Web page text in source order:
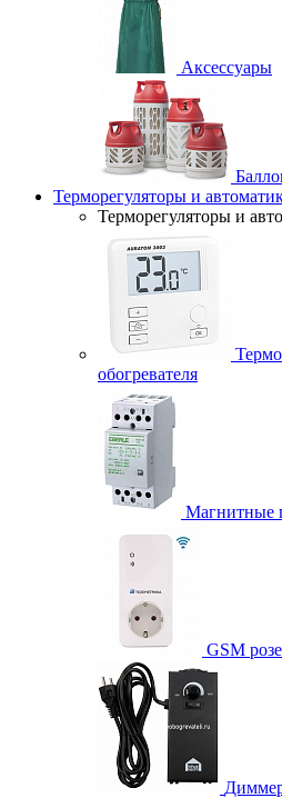
Аксессуары
Терморегуляторы и
Терморегуляторы и
обогревателя
Магнитные
GSM